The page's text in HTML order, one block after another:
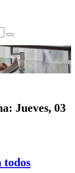
Jueves, 03
todos